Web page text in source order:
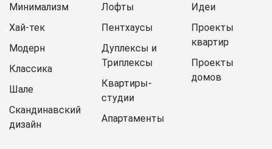
Минимализм
Хай-тек
Модерн
Классика
Шале
Скандинавский
дизайн
Лофты
Пентхаусы
Дуплексы и
Триплексы
Квартиры-
студии
Апартаменты
Идеи
Проекты
квартир
Проекты
домов